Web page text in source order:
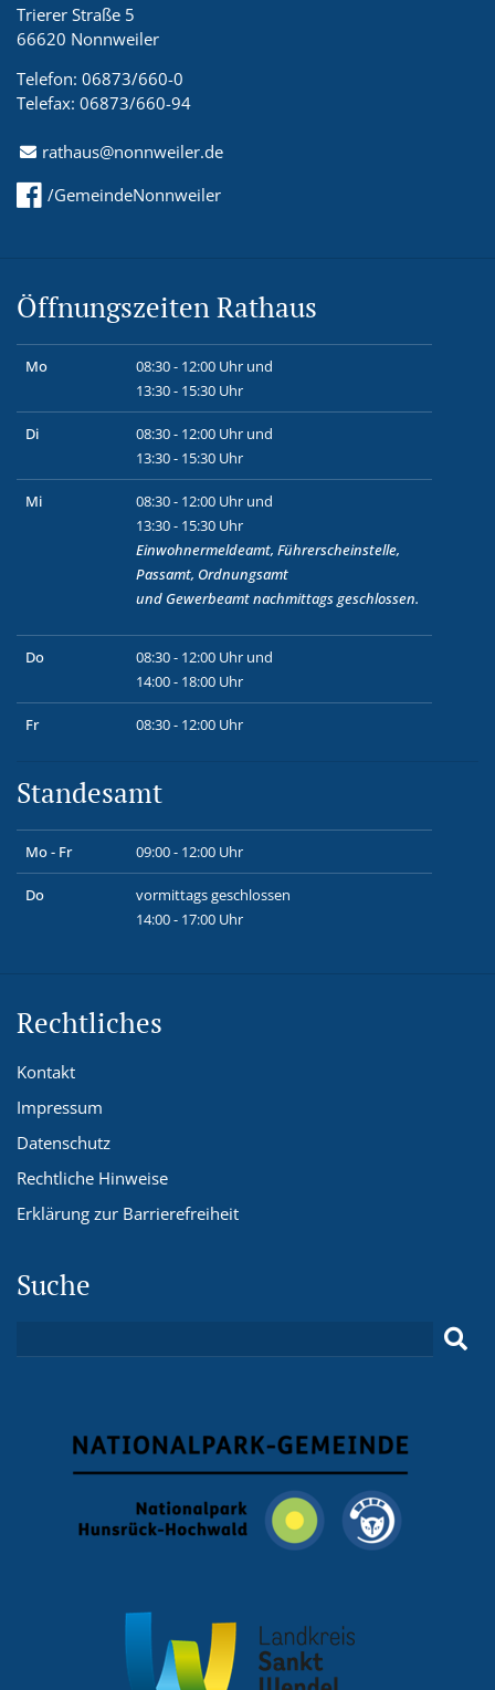
Trierer Straße 5
66620 Nonnweiler
Telefon: 06873/660-0
Telefax: 06873/660-94
rathaus@nonnweiler.de
/GemeindeNonnweiler
Öffnungszeiten Rathaus
Mo
08:30 - 12:00 Uhr und
13:30 - 15:30 Uhr
Di
08:30 - 12:00 Uhr und
13:30 - 15:30 Uhr
Mi
08:30 - 12:00 Uhr und
13:30 - 15:30 Uhr
Einwohnermeldeamt, Führerscheinstelle,
Passamt, Ordnungsamt
und Gewerbeamtnachmittags geschlossen.
Do
08:30 - 12:00 Uhr und
14:00 - 18:00 Uhr
Fr 08:30 - 12:00 Uhr
Standesamt
Mo - Fr 09:00 - 12:00 Uhr
Do
vormittags geschlossen
14:00 - 17:00 Uhr
Rechtliches
Kontakt
Impressum
Datenschutz
Rechtliche Hinweise
Erklärung zur Barrierefreiheit
Suche